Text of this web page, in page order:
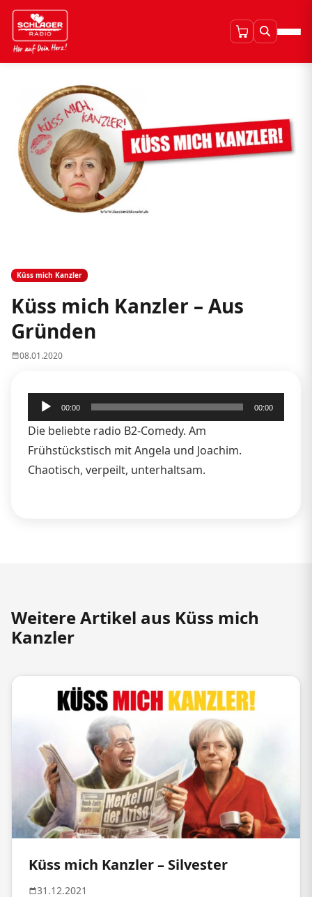
Küss mich Kanzler
Küss mich Kanzler – Aus
Gründen
08.01.2020
Audio-
Player
00:00 00:00
Die beliebte radio B2-Comedy. Am
Frühstückstisch mit Angela und Joachim.
Chaotisch, verpeilt, unterhaltsam.
Weitere Artikel aus Küss mich
Kanzler
Küss mich Kanzler – Silvester
31.12.2021